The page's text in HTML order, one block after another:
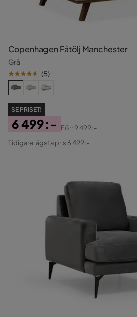
Copenhagen Fåtölj Manchester
Grå
(5)
SE PRISET!
Pris
6 499:-
Original
Förr9 499:-
Tidigare lägsta pris 6 499:-